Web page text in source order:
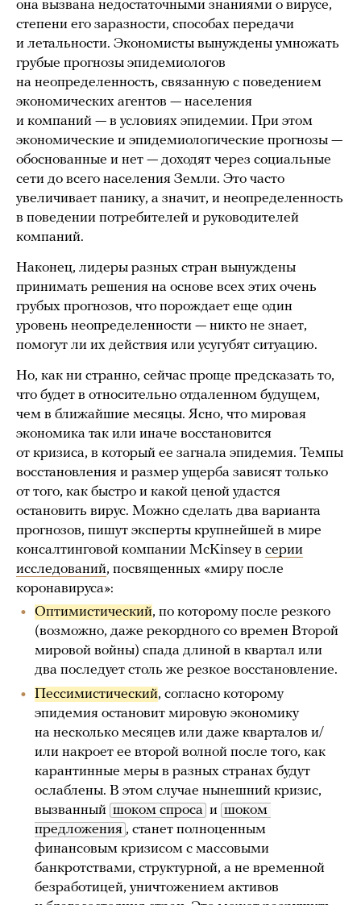
она вызвана недостаточными знаниями о вирусе,
степени его заразности, способах передачи
и летальности. Экономисты вынуждены умножать
грубые прогнозы эпидемиологов
на неопределенность, связанную с поведением
экономических агентов — населения
и компаний — в условиях эпидемии. При этом
экономические и эпидемиологические прогнозы —
обоснованные и нет — доходят через социальные
сети до всего населения Земли. Это часто
увеличивает панику, а значит, и неопределенность
в поведении потребителей и руководителей
компаний.
Наконец, лидеры разных стран вынуждены
принимать решения на основе всех этих очень
грубых прогнозов, что порождает еще один
уровень неопределенности — никто не знает,
помогут ли их действия или усугубят ситуацию.
Но, как ни странно, сейчас проще предсказать то,
что будет в относительно отдаленном будущем,
чем в ближайшие месяцы. Ясно, что мировая
экономика так или иначе восстановится
от кризиса, в который ее загнала эпидемия. Темпы
восстановления и размер ущерба зависят только
от того, как быстро и какой ценой удастся
остановить вирус. Можно сделать два варианта
прогнозов, пишут эксперты крупнейшей в мире
консалтинговой компании McKinsey в серии
исследований, посвященных «миру после
коронавируса»:
Оптимистический, по которому после резкого
(возможно, даже рекордного со времен Второй
мировой войны) спада длиной в квартал или
два последует столь же резкое восстановление.
Пессимистический, согласно которому
эпидемия остановит мировую экономику
на несколько месяцев или даже кварталов и/
или накроет ее второй волной после того, как
карантинные меры в разных странах будут
ослаблены. В этом случае нынешний кризис,
вызванный шоком спроса и шоком
предложения , станет полноценным
финансовым кризисом с массовыми
банкротствами, структурной, а не временной
безработицей, уничтожением активов